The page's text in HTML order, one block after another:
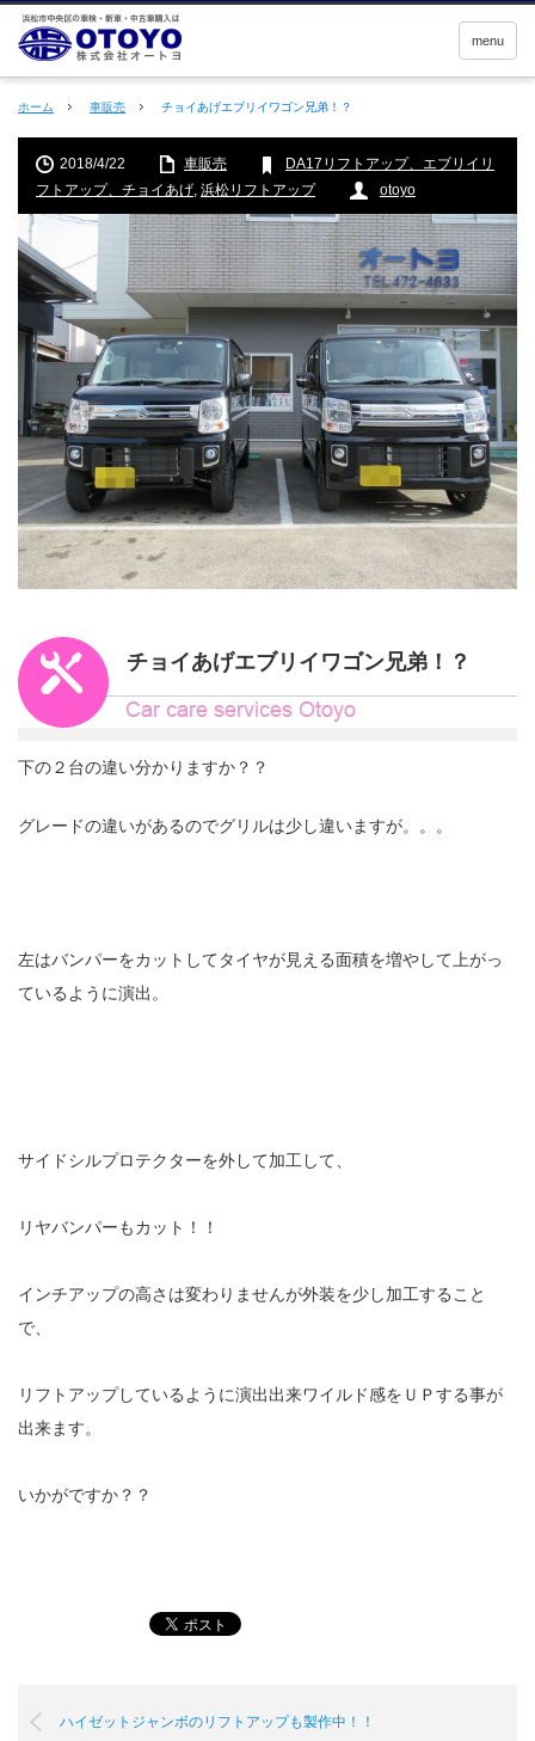
menu
ホーム 車販売 チョイあげエブリイワゴン兄弟！？
2018/4/22 車販売
DA17リフトアップ、エブリイリ
フトアップ、チョイあげ, 浜松リフトアップ otoyo
チョイあげエブリイワゴン兄弟！？
下の２台の違い分かりますか？？
グレードの違いがあるのでグリルは少し違いますが。。。
左はバンパーをカットしてタイヤが見える面積を増やして上がっ
ているように演出。
サイドシルプロテクターを外して加工して、
リヤバンパーもカット！！
インチアップの高さは変わりませんが外装を少し加工すること
で、
リフトアップしているように演出出来ワイルド感をＵＰする事が
出来ます。
いかがですか？？
ハイゼットジャンボのリフトアップも製作中！！